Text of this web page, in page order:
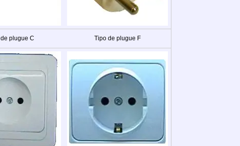
plugue C Tipo de plugue F